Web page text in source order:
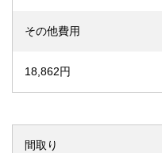
その他費用
18,862円
間取り